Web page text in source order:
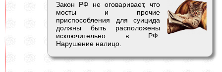
Закон РФ не оговаривает, что
мосты и прочие
приспособления для суицида
должны быть расположены
исключительно в РФ.
Нарушение налицо.